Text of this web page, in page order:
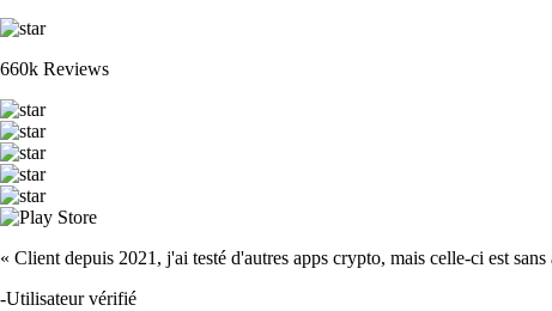
660k Reviews
« Client depuis 2021, j'ai testé d'autres apps crypto, mais celle-ci est
-Utilisateur vérifié